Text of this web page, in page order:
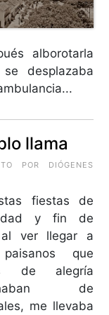
alborotarla
desplazaba
llama
POR
DIÓGENES
fiestas de
y fin de
ver llegar a
que
de alegría
de
me llevaba